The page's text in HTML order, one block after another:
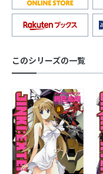
このシリーズの一覧